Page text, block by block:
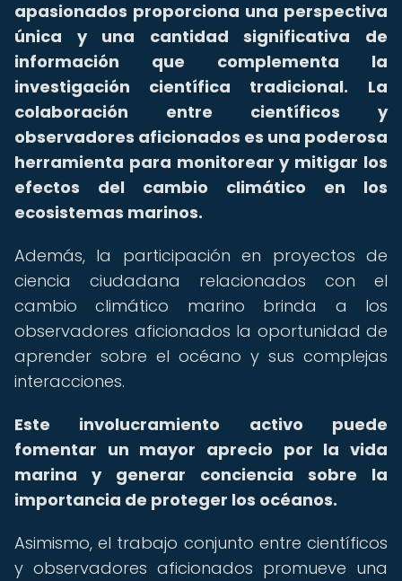
apasionados proporciona una perspectiva
única y una cantidad significativa de
información que complementa la
investigación científica tradicional.
La
colaboración entre científicos y
observadores aficionados es una poderosa
herramienta para monitorear y mitigar los
efectos del cambio climático en los
ecosistemas marinos.
Además, la participación en proyectos de
ciencia ciudadana relacionados con el
cambio climático marino brinda a los
observadores aficionados la oportunidad de
aprender sobre el océano y sus complejas
interacciones.
Este involucramiento activo puede
fomentar un mayor aprecio por la vida
marina y generar conciencia sobre la
importancia de proteger los océanos.
Asimismo, el trabajo conjunto entre científicos
y observadores aficionados promueve una